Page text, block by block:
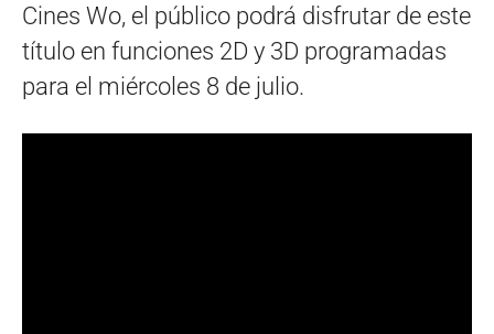
Cines Wo, el público podrá disfrutar de este
título en funciones 2D y 3D programadas
para el miércoles 8 de julio.